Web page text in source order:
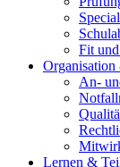
Fit
An-
Lernen &